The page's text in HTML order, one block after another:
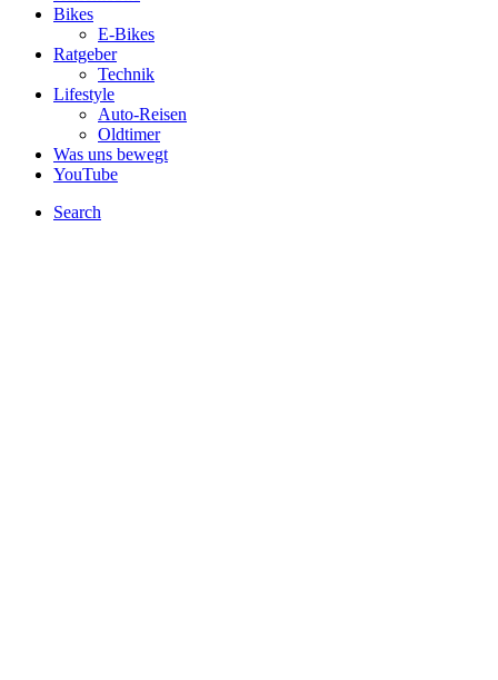
Bikes
E-Bikes
Ratgeber
Technik
Lifestyle
Auto-Reisen
Oldtimer
Was uns bewegt
YouTube
Search